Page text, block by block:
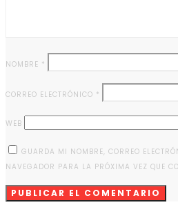
NOMBRE *
CORREO ELECTRÓNICO *
WEB
GUARDA MI NOMBRE, CORREO
NAVEGADOR PARA LA PRÓXIMA VEZ QUE